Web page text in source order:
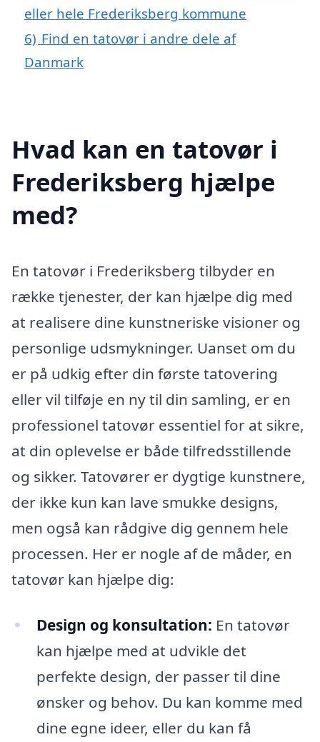
eller hele Frederiksberg kommune
6) Find en tatovør i andre dele af
Danmark
Hvad kan en tatovør i
Frederiksberg hjælpe
med?
En tatovør i Frederiksberg tilbyder en
række tjenester, der kan hjælpe dig med
at realisere dine kunstneriske visioner og
personlige udsmykninger. Uanset om du
er på udkig efter din første tatovering
eller vil tilføje en ny til din samling, er en
professionel tatovør essentiel for at sikre,
at din oplevelse er både tilfredsstillende
og sikker. Tatovører er dygtige kunstnere,
der ikke kun kan lave smukke designs,
men også kan rådgive dig gennem hele
processen. Her er nogle af de måder, en
tatovør kan hjælpe dig:
Design og konsultation: En tatovør
kan hjælpe med at udvikle det
perfekte design, der passer til dine
ønsker og behov. Du kan komme med
dine egne ideer, eller du kan få